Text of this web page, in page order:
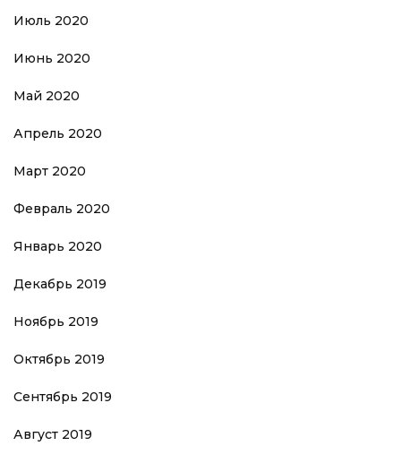
Июль 2020
Июнь 2020
Май 2020
Апрель 2020
Март 2020
Февраль 2020
Январь 2020
Декабрь 2019
Ноябрь 2019
Октябрь 2019
Сентябрь 2019
Август 2019